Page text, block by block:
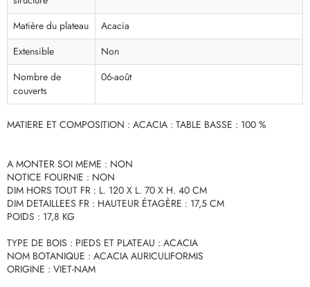
Matière du plateau
Acacia
Extensible
Non
Nombre de
couverts
06-août
MATIERE ET COMPOSITION : ACACIA : TABLE BASSE : 100 %
A MONTER SOI MEME : NON
NOTICE FOURNIE : NON
DIM HORS TOUT FR : L. 120 X L. 70 X H. 40 CM
DIM DETAILLEES FR : HAUTEUR ÉTAGÈRE : 17,5 CM
POIDS : 17,8 KG
TYPE DE BOIS : PIEDS ET PLATEAU : ACACIA
NOM BOTANIQUE : ACACIA AURICULIFORMIS
ORIGINE : VIET-NAM